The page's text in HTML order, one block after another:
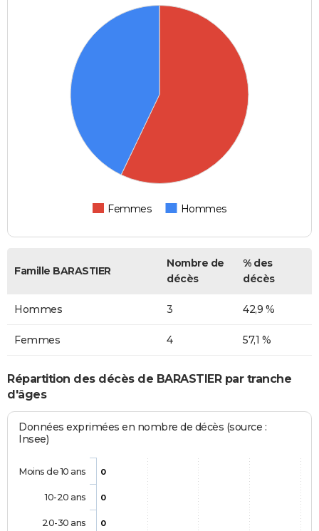
Femmes Hommes
Famille BARASTIER
Nombre de
décès
% des
décès
Hommes 3 42,9 %
Femmes 4 57,1 %
Répartition des décès de BARASTIER par tranche
d'âges
Données exprimées en nombre de décès (source :
Insee)
0
0
0
Moins de 10 ans
10-20 ans
20-30 ans